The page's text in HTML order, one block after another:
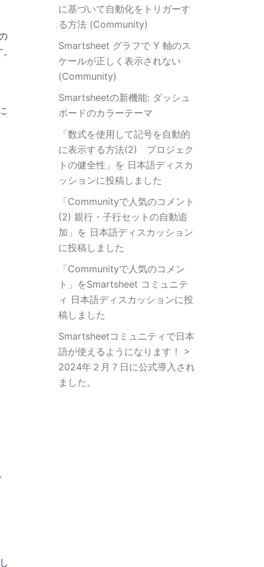
に基づいて自動化をトリガーす
る方法 (Community)
Smartsheet グラフで Y 軸のス
ケールが正しく表示されない
(Community)
Smartsheetの新機能: ダッシュ
ボードのカラーテーマ
「数式を使用して記号を自動的
に表示する方法(2) プロジェク
トの健全性」を 日本語ディスカ
ッションに投稿しました
「Communityで人気のコメント
(2) 親行・子行セットの自動追
加」を 日本語ディスカッション
に投稿しました
「Communityで人気のコメン
ト」をSmartsheet コミュニテ
ィ 日本語ディスカッションに投
稿しました
Smartsheetコミュニティで日本
語が使えるようになります！ >
2024年２月７日に公式導入され
ました。